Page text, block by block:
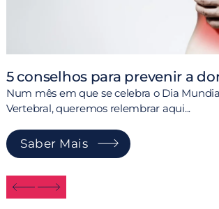
5 conselhos para prevenir a
Num mês em que se celebra o Dia
Vertebral, queremos relembrar aqui...
Saber Mais